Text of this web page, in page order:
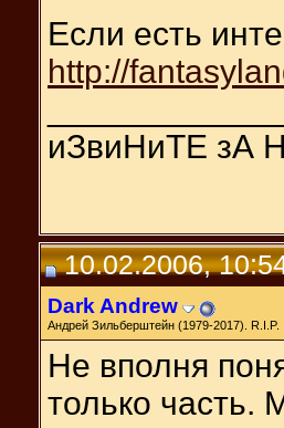
Если есть
http://
иЗвиНиТЕ зА
10.02.2006,
Dark Andrew
Андрей Зильберштейн (1979-2017). R.I.P.
Не вполня
только часть.